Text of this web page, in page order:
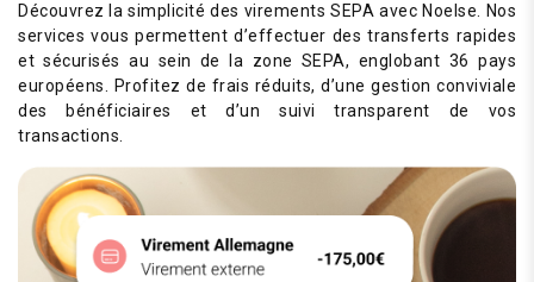
Découvrez la simplicité des virements SEPA avec Noelse. Nos
services vous permettent d’effectuer des transferts rapides
et sécurisés au sein de la zone SEPA, englobant 36 pays
européens. Profitez de frais réduits, d’une gestion conviviale
des bénéficiaires et d’un suivi transparent de vos
transactions.